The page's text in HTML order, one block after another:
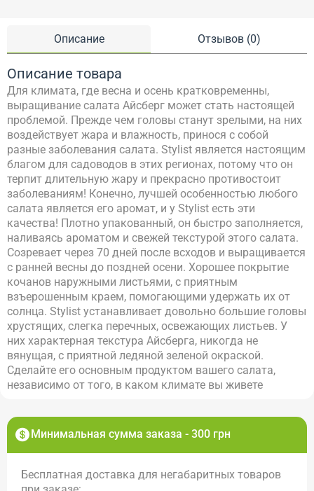
Минимальная сумма заказа - 300 грн
Бесплатная доставка для негабаритных товаров
Описание Отзывов (0)
Описание товара
Для климата, где весна и осень кратковременны,
выращивание салата Айсберг может стать настоящей
проблемой. Прежде чем головы станут зрелыми, на них
воздействует жара и влажность, принося с собой
разные заболевания салата. Stylist является настоящим
благом для садоводов в этих регионах, потому что он
терпит длительную жару и прекрасно противостоит
заболеваниям! Конечно, лучшей особенностью любого
салата является его аромат, и у Stylist есть эти
качества! Плотно упакованный, он быстро заполняется,
наливаясь ароматом и свежей текстурой этого салата.
Созревает через 70 дней после всходов и выращивается
с ранней весны до поздней осени. Хорошее покрытие
кочанов наружными листьями, с приятным
взъерошенным краем, помогающими удержать их от
солнца. Stylist устанавливает довольно большие головы
хрустящих, слегка перечных, освежающих листьев. У
них характерная текстура Айсберга, никогда не
вянущая, с приятной ледяной зеленой окраской.
Сделайте его основным продуктом вашего салата,
независимо от того, в каком климате вы живете